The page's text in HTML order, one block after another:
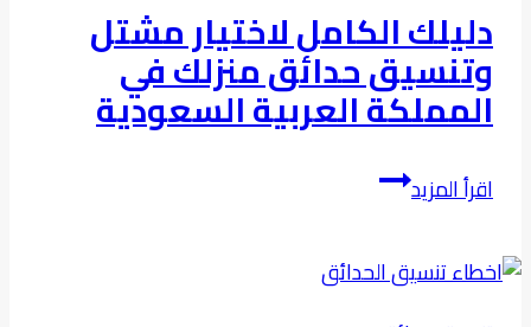
دليلك الكامل لاختيار مشتل
وتنسيق حدائق منزلك في
المملكة العربية السعودية
اقرأ المزيددليلك
الكامل
مشتل